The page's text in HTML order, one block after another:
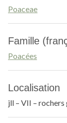
Poaceae
Famille
Poacées
Localisation
jll – VII –